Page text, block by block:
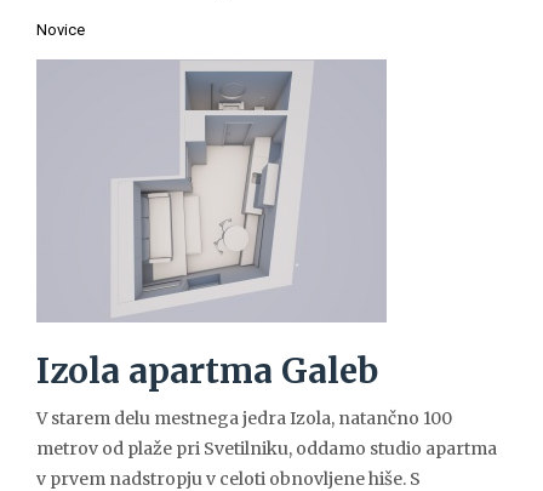
Novice
Izola apartma Galeb
V starem delu mestnega jedra Izola, natančno 100
metrov od plaže pri Svetilniku, oddamo studio apartma
v prvem nadstropju v celoti obnovljene hiše. S